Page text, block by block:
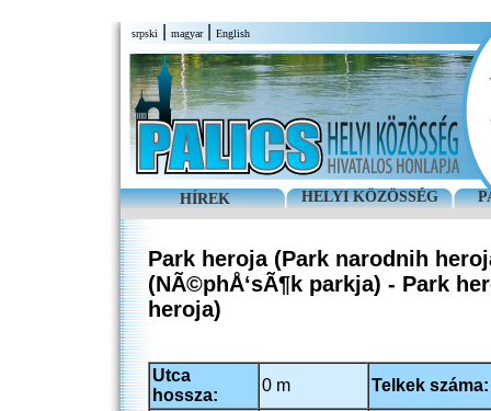
srpski magyar| English
HÍREK HELYI KÖZÖSSÉG
Park heroja (Park narodnih
(NÃ©phÅ‘sÃ¶k parkja) - Park
heroja)
Utca
hossza:
0 m
Telkek száma: